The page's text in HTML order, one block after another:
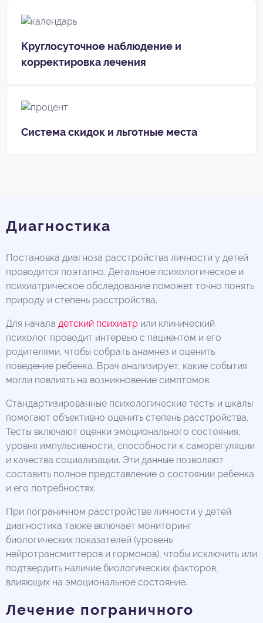
Круглосуточное наблюдение и
корректировка лечения
Система скидок и льготные места
Диагностика
Постановка диагноза расстройства личности у детей
проводится поэтапно. Детальное психологическое и
психиатрическое обследование поможет точно понять
природу и степень расстройства.
Для начала детский психиатр или клинический
психолог проводит интервью с пациентом и его
родителями, чтобы собрать анамнез и оценить
поведение ребенка. Врач анализирует, какие события
могли повлиять на возникновение симптомов.
Стандартизированные психологические тесты и шкалы
помогают объективно оценить степень расстройства.
Тесты включают оценки эмоционального состояния,
уровня импульсивности, способности к саморегуляции
и качества социализации. Эти данные позволяют
составить полное представление о состоянии ребенка
и его потребностях.
При пограничном расстройстве личности у детей
диагностика также включает мониторинг
биологических показателей (уровень
нейротрансмиттеров и гормонов), чтобы исключить или
подтвердить наличие биологических факторов,
влияющих на эмоциональное состояние.
Лечение пограничного